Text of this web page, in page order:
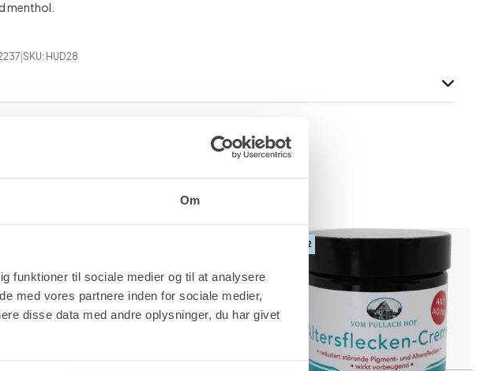
Om
funktioner til sociale medier og til at analysere
med vores partnere inden for sociale medier,
disse data med andre oplysninger, du har givet
menthol.
SKU: HUD28
Køle/varme creme
3 FOR 2